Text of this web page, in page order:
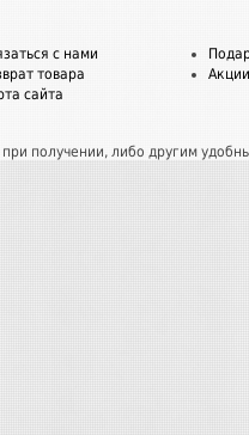
с нами
товара
сайта
Акции
получении, либо другим